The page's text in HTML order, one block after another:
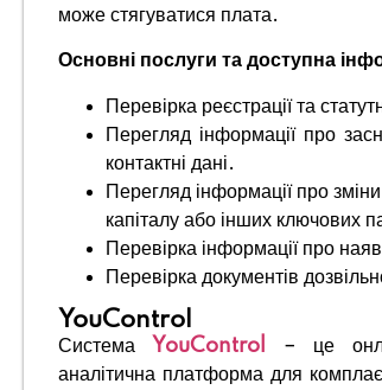
може стягуватися плата.
Основні послуги та доступна
Перевірка реєстрації та
Перегляд інформації про
контактні дані.
Перегляд інформації про
капіталу або інших ключових
Перевірка інформації про
Перевірка документів
YouControl
Система YouControl
– це
аналітична платформа для